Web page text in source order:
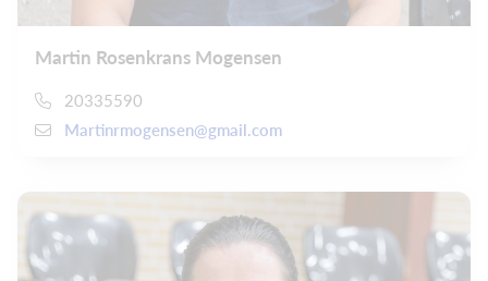
Martin Rosenkrans Mogensen
20335590
Martinrmogensen@gmail.com